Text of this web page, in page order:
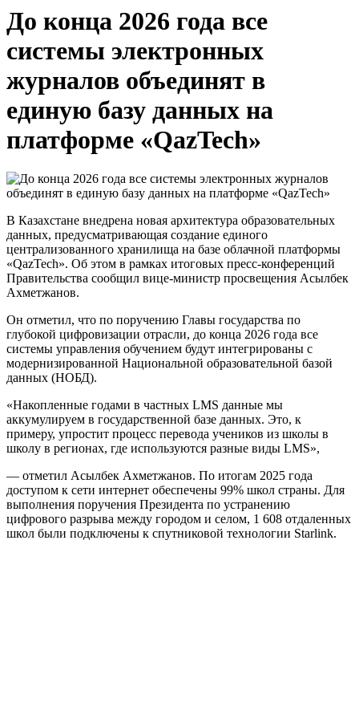
До конца 2026 года все
системы электронных
журналов объединят в
единую базу данных на
платформе «QazTech»
В Казахстане внедрена новая архитектура образовательных
данных, предусматривающая создание единого
централизованного хранилища на базе облачной платформы
«QazTech». Об этом в рамках итоговых пресс-конференций
Правительства сообщил вице-министр просвещения Асылбек
Ахметжанов.
Он отметил, что по поручению Главы государства по
глубокой цифровизации отрасли, до конца 2026 года все
системы управления обучением будут интегрированы с
модернизированной Национальной образовательной базой
данных (НОБД).
«Накопленные годами в частных LMS данные мы
аккумулируем в государственной базе данных. Это, к
примеру, упростит процесс перевода учеников из школы в
школу в регионах, где используются разные виды LMS»,
— отметил Асылбек Ахметжанов. По итогам 2025 года
доступом к сети интернет обеспечены 99% школ страны. Для
выполнения поручения Президента по устранению
цифрового разрыва между городом и селом, 1 608 отдаленных
школ были подключены к спутниковой технологии Starlink.